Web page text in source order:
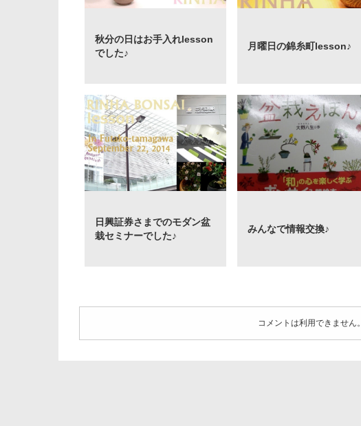
秋分の日はお手入れlesson
でした♪
月曜日の錦糸町lesson♪
日興証券さまでのモダン盆
栽セミナーでした♪
みんなで情報交換♪
コメントは利用できません。